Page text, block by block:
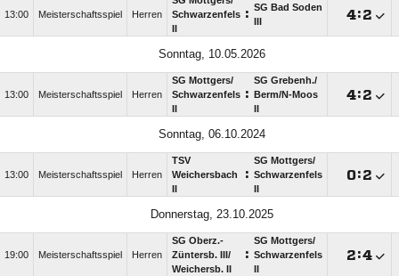
13:00 Meisterschaftsspiel Herren
Schwarzenfels : SG Bad Soden
:
Sonntag, 10.05.2026
13:00 Meisterschaftsspiel Herren
SG Mottgers/​
Schwarzenfels :
SG Grebenh./​
Berm/​N-Moos
:
Sonntag, 06.10.2024
13:00 Meisterschaftsspiel Herren
TSV
Weichersbach
:
SG Mottgers/​
Schwarzenfels
:
Donnerstag, 23.10.2025
19:00 Meisterschaftsspiel Herren
SG Oberz.-
Züntersb. III/​
Weichersb. II
:
SG Mottgers/​
Schwarzenfels
: